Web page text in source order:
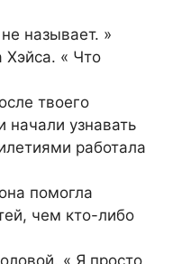
называет. »
Хэйса. « Что
твоего
узнавать
работала
помогла
чем кто-либо